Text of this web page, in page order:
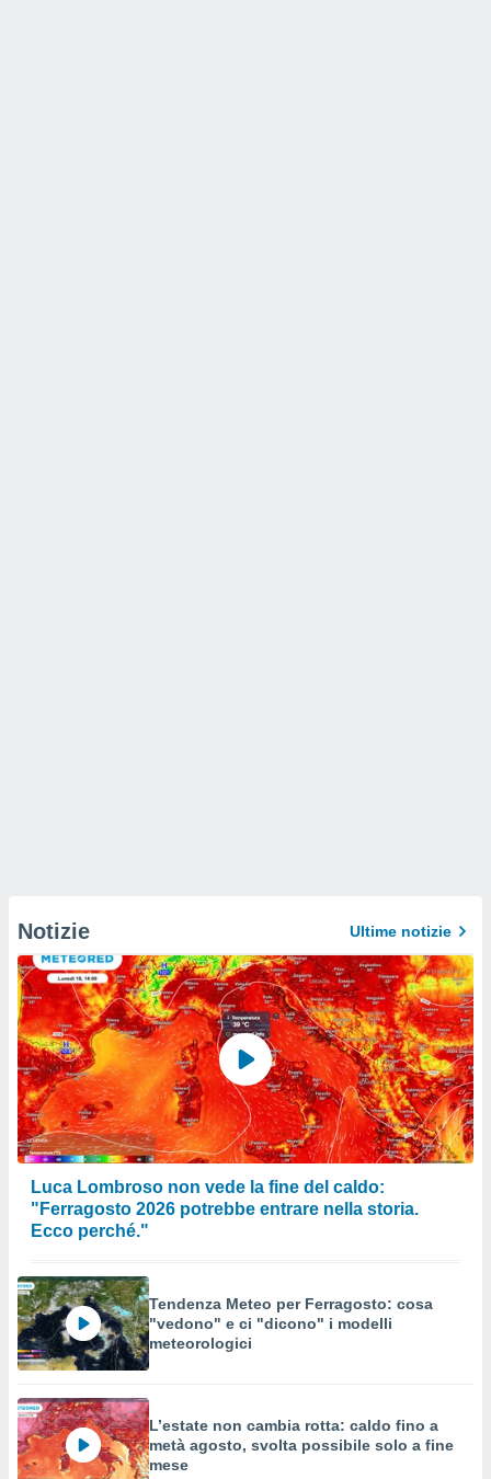
Notizie Ultime notizie
Luca Lombroso non vede la fine del caldo:
"Ferragosto 2026 potrebbe entrare nella storia.
Ecco perché."
Tendenza Meteo per Ferragosto: cosa
"vedono" e ci "dicono" i modelli
meteorologici
L’estate non cambia rotta: caldo fino a
metà agosto, svolta possibile solo a fine
mese